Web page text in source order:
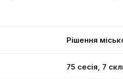
Рішення
75 сесія, 7